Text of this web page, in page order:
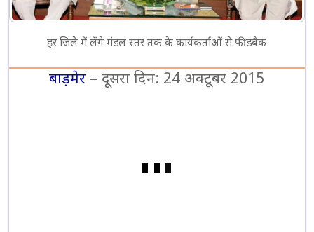
हर जिले में लेंगे मंडल स्तर तक के कार्यकर्ताओं से फीडबैक
बाड़मेर – दूसरा दिन: 24 अक्टूबर 2015